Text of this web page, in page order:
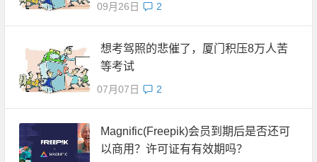
09月26日 2
想考驾照的悲催了，厦门积压8万人苦
等考试
07月07日 2
Magnific(Freepik)会员到期后是否还可
以商用？许可证有有效期吗？